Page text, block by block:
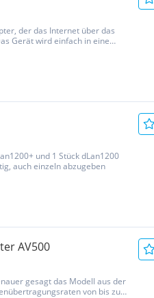
der das Internet über das
Gerät wird einfach in eine
und 1 Stück dLan1200
auch einzeln abzugeben
AV500
gesagt das Modell aus der
von bis zu